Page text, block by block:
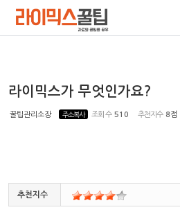
라이믹스가 무엇인가요?
꿀팁관리소장 주소복사 조회 수 510 추천지수 8점
추천지수
Sketchbook5, 스
Sketchbook5, 스